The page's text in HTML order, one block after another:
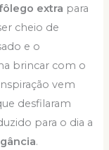
extra para
cheio de
e o
brincar com o
vem
desfilaram
para o dia a
.